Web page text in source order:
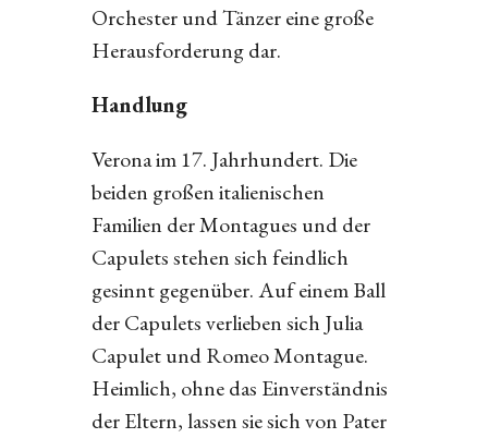
Orchester und Tänzer eine große
Herausforderung dar.
Handlung
Verona im 17. Jahrhundert. Die
beiden großen italienischen
Familien der Montagues und der
Capulets stehen sich feindlich
gesinnt gegenüber. Auf einem Ball
der Capulets verlieben sich Julia
Capulet und Romeo Montague.
Heimlich, ohne das Einverständnis
der Eltern, lassen sie sich von Pater